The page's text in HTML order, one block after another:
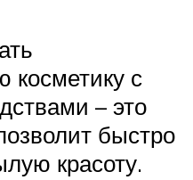
косметику с
– это
быстро
красоту.